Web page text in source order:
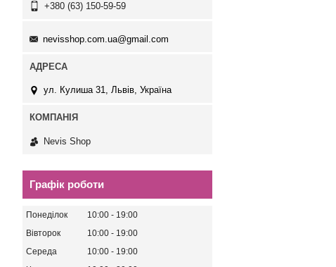
+380 (63) 150-59-59
nevisshop.com.ua@gmail.com
ул. Кулиша 31, Львів, Україна
Nevis Shop
Графік роботи
Понеділок 10:00
19:00
Вівторок
10:00
19:00
Середа
10:00
19:00